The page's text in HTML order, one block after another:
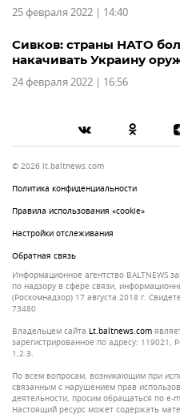
25 февраля 2022 | 14:40
Сивков: страны НАТО
накачивать Украину
24 февраля 2022 | 16:56
© 2026 lt.baltnews.com
Политика конфиденциальности
Правила использования «cookie»
Настройки отслеживания
Обратная связь
Информационное агентство BALTNEWS
по надзору в сфере связи,
(Роскомнадзор) 17 августа 2018 г.
73480
Владельцем сайта lt.baltnews.com
зарегистрированное по адресу: 119021,
1,2.3.
По всем вопросам, возникающим при
связанным с нарушением прав
деятельности, просим обращаться по e-
Настоящий ресурс может содержать